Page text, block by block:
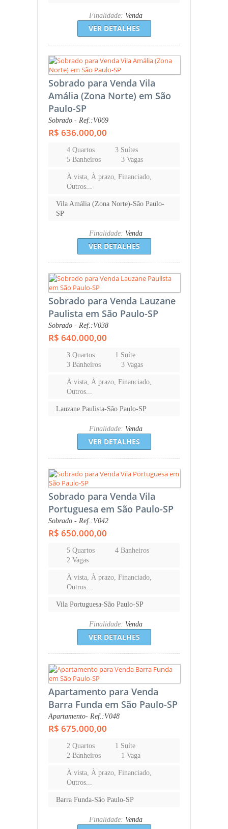
Finalidade: Venda
VER DETALHES
Sobrado para Venda Vila
Amália (Zona Norte) em São
Paulo-SP
Sobrado - Ref.:V069
R$ 636.000,00
4 Quartos
3 Suítes
5 Banheiros
3 Vagas
À vista, À prazo, Financiado,
Outros...
Vila Amália (Zona Norte)-São Paulo-
SP
Finalidade: Venda
VER DETALHES
Sobrado para Venda Lauzane
Paulista em São Paulo-SP
Sobrado - Ref.:V038
R$ 640.000,00
3 Quartos
1 Suíte
3 Banheiros
3 Vagas
À vista, À prazo, Financiado,
Outros...
Lauzane Paulista-São Paulo-SP
Finalidade: Venda
VER DETALHES
Sobrado para Venda Vila
Portuguesa em São Paulo-SP
Sobrado - Ref.:V042
R$ 650.000,00
5 Quartos
4 Banheiros
2 Vagas
À vista, À prazo, Financiado,
Outros...
Vila Portuguesa-São Paulo-SP
Finalidade: Venda
VER DETALHES
Apartamento para Venda
Barra Funda em São Paulo-SP
Apartamento- Ref.:V048
R$ 675.000,00
2 Quartos
1 Suíte
2 Banheiros
1 Vaga
À vista, À prazo, Financiado,
Outros...
Barra Funda-São Paulo-SP
Finalidade: Venda